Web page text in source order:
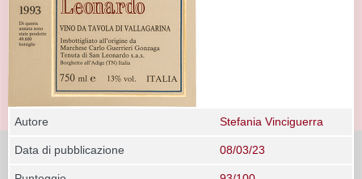
Autore Stefania Vinciguerra
Data di pubblicazione 08/03/23